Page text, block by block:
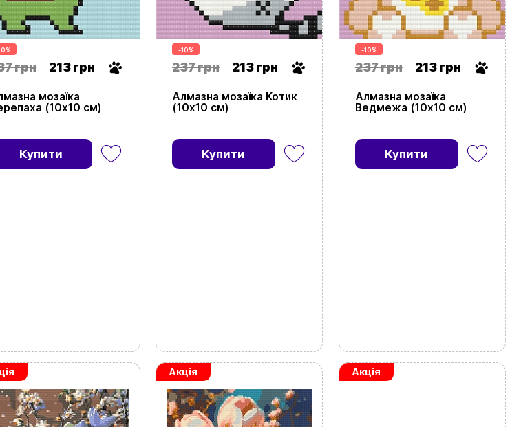
грн 213 грн
мозаїка
(10х10 см)
Купити
-10%
237 грн 213 грн
Алмазна мозаїка Котик
(10х10 см)
Купити
-10%
237 грн 213 грн
Алмазна мозаїка
Ведмежа (10х10 см)
Купити
Акція Акція